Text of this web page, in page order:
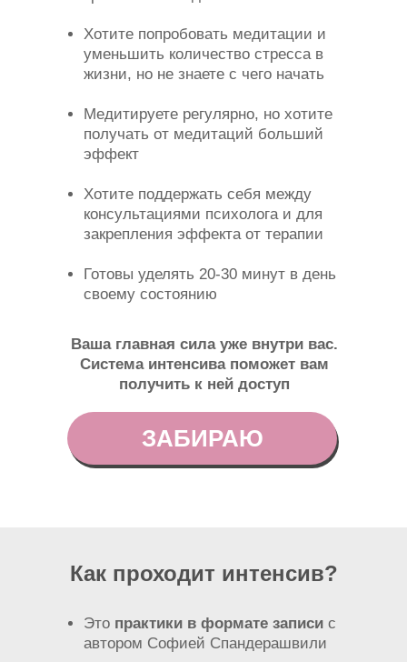
Хотите попробовать медитации и
уменьшить количество стресса в
жизни, но не знаете с чего начать
Медитируете регулярно, но хотите
получать от медитаций больший
эффект
Хотите поддержать себя между
консультациями психолога и для
закрепления эффекта от терапии
Готовы уделять 20-30 минут в день
своему состоянию
Ваша главная сила уже внутри вас.
Система интенсива поможет вам
получить к ней доступ
ЗАБИРАЮ
Как проходит интенсив?
Это практики в формате записи с
автором Софией Спандерашвили